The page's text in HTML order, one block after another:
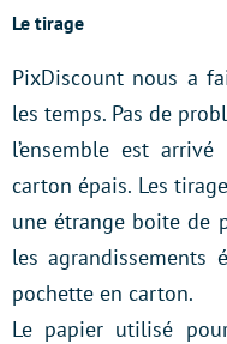
Le tirage
PixDiscount nous a
les temps. Pas de
l’ensemble est
carton épais. Les
une étrange boite de
les agrandissements
pochette en carton.
Le papier utilisé